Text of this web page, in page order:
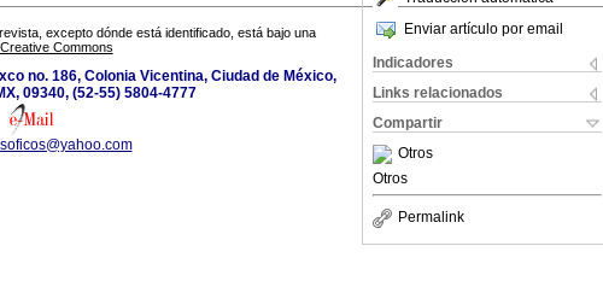
Enviar artículo por email
Indicadores
Links relacionados
Compartir
Otros
Otros
Permalink
excepto dónde está identificado, está bajo una
Commons
no. 186, Colonia Vicentina, Ciudad de México,
09340, (52-55) 5804-4777